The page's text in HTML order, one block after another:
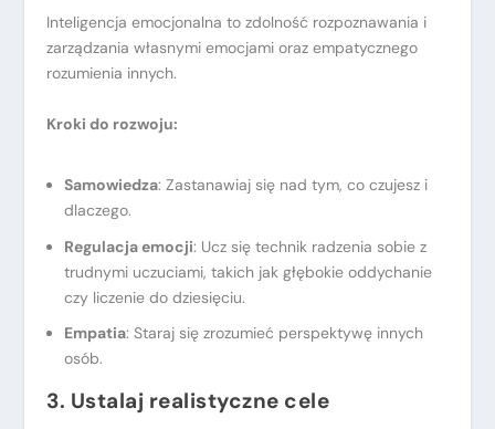
Inteligencja emocjonalna to zdolność rozpoznawania i
zarządzania własnymi emocjami oraz empatycznego
rozumienia innych.
Kroki do rozwoju:
Samowiedza: Zastanawiaj się nad tym, co czujesz i
dlaczego.
Regulacja emocji: Ucz się technik radzenia sobie z
trudnymi uczuciami, takich jak głębokie oddychanie
czy liczenie do dziesięciu.
Empatia: Staraj się zrozumieć perspektywę innych
osób.
3. Ustalaj realistyczne cele